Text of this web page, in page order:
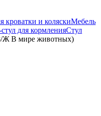
кроватки и коляскиМебель
для кормленияСтул
Ж В мире животных)